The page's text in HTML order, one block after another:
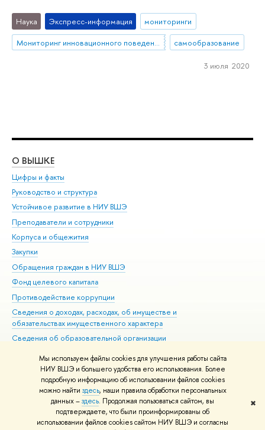
Мы используем файлы cookies для улучшения работы сайта
НИУ ВШЭ и большего удобства его использования. Более
подробную информацию об использовании файлов cookies
можно найти здесь, наши правила обработки персональных
данных –здесь. Продолжая пользоваться сайтом, вы
подтверждаете, что были проинформированы об
использовании файлов cookies сайтом НИУ ВШЭ и согласны
✖
Наука Экспресс-информация
мониторинги
самообразование
3 июля 2020
О ВЫШКЕ
Цифры и факты
Руководство и структура
Устойчивое развитие в НИУ ВШЭ
Преподаватели и сотрудники
Корпуса и общежития
Закупки
Обращения граждан в НИУ ВШЭ
Фонд целевого капитала
Противодействие коррупции
Сведения о доходах, расходах, об имуществе и
обязательствах имущественного характера
Сведения об образовательной организации
Людям с ограниченными возможностями здоровья
Единая платежная страница
Работа в Вышке
© НИУ ВШЭ 1993–2026 Адреса и контакты Условия использования